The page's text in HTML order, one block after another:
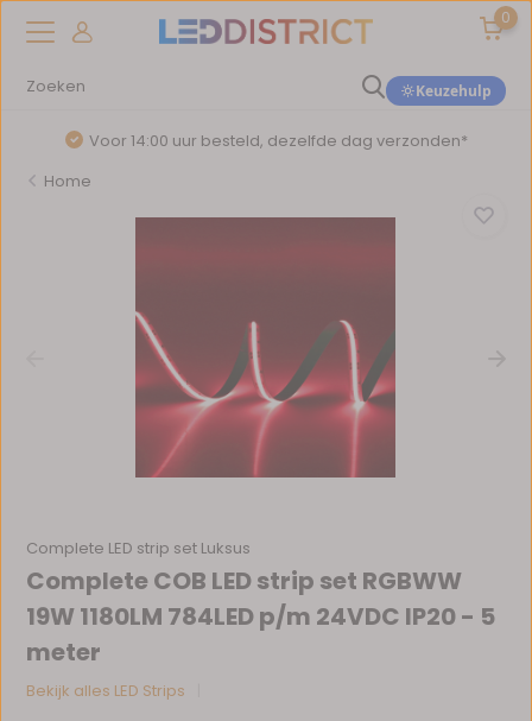
0
Keuzehulp
Voor 14:00 uur besteld, dezelfde dag verzonden*
Home
Complete LED strip set Luksus
Complete COB LED strip set RGBWW
19W 1180LM 784LED p/m 24VDC IP20 - 5
meter
Bekijk alles LED Strips